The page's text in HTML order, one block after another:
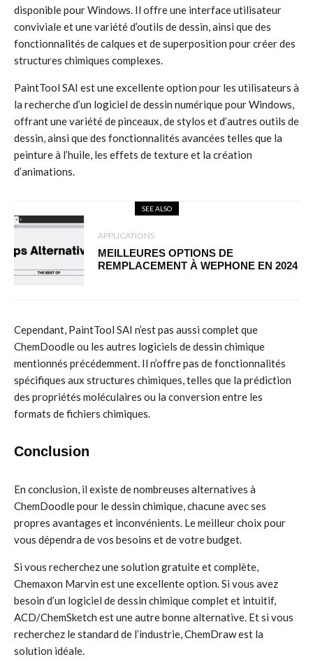
disponible pour Windows. Il offre une interface utilisateur
conviviale et une variété d’outils de dessin, ainsi que des
fonctionnalités de calques et de superposition pour créer des
structures chimiques complexes.
PaintTool SAI est une excellente option pour les utilisateurs à
la recherche d’un logiciel de dessin numérique pour Windows,
offrant une variété de pinceaux, de stylos et d’autres outils de
dessin, ainsi que des fonctionnalités avancées telles que la
peinture à l’huile, les effets de texture et la création
d’animations.
SEE ALSO
APPLICATIONS
MEILLEURES OPTIONS DE
REMPLACEMENT À WEPHONE EN 2024
Cependant, PaintTool SAI n’est pas aussi complet que
ChemDoodle ou les autres logiciels de dessin chimique
mentionnés précédemment. Il n’offre pas de fonctionnalités
spécifiques aux structures chimiques, telles que la prédiction
des propriétés moléculaires ou la conversion entre les
formats de fichiers chimiques.
Conclusion
En conclusion, il existe de nombreuses alternatives à
ChemDoodle pour le dessin chimique, chacune avec ses
propres avantages et inconvénients. Le meilleur choix pour
vous dépendra de vos besoins et de votre budget.
Si vous recherchez une solution gratuite et complète,
Chemaxon Marvin est une excellente option. Si vous avez
besoin d’un logiciel de dessin chimique complet et intuitif,
ACD/ChemSketch est une autre bonne alternative. Et si vous
recherchez le standard de l’industrie, ChemDraw est la
solution idéale.